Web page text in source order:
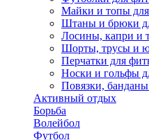
Майки и топы для
Штаны и брюки
Лосины, капри и
Шорты, трусы и
Перчатки для
Носки и гольфы
Повязки,
Активный отдых
Борьба
Волейбол
Футбол